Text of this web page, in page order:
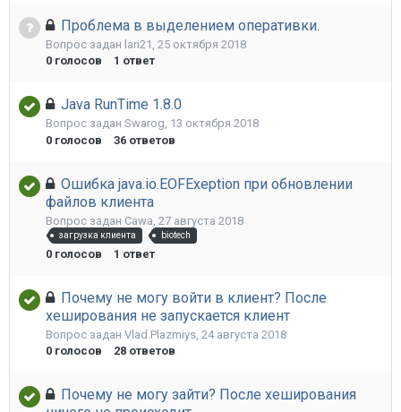
Проблема в выделением оперативки.
Вопрос задан lari21 25 октября 2018
0 голосов 1 ответ
Java RunTime 1.8.0
Вопрос задан Swarog, 13 октября 2018
0 голосов 36 ответов
Ошибка java.io.EOFExeption при обновлении
файлов клиента
Вопрос задан Cawa 27 августа 2018
загрузка клиента biotech
0 голосов 1 ответ
Почему не могу войти в клиент? После
хеширования не запускается клиент
Вопрос задан Vlad.Plazmiys 24 августа 2018
0 голосов 28 ответов
Почему не могу зайти? После хеширования